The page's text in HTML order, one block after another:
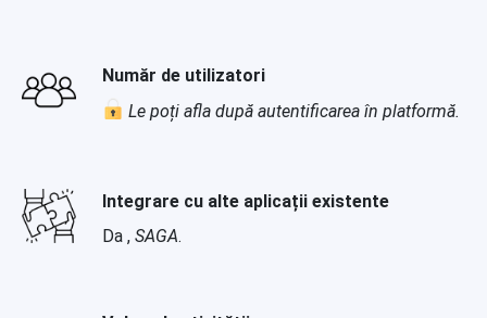
Număr de utilizatori
Le poți afla după autentificarea în platformă.
Integrare cu alte aplicații existente
Da , SAGA.